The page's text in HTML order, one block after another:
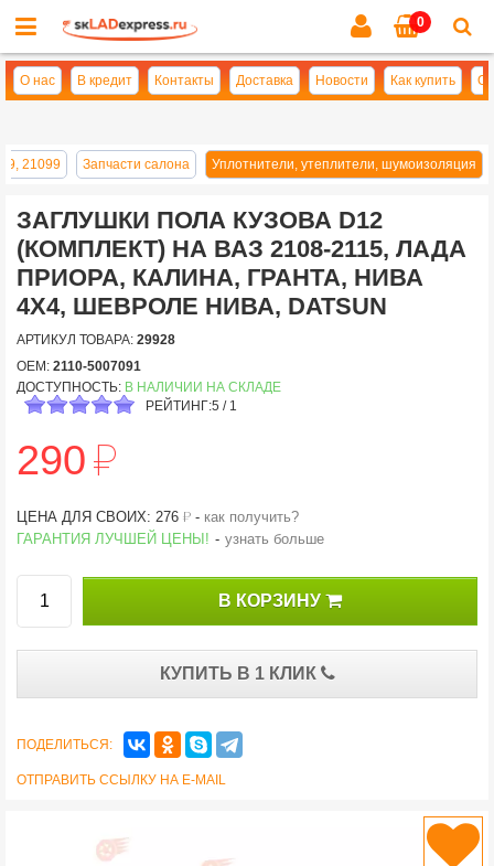
0
О нас В кредит Контакты Доставка Новости Как купить
21099 Запчасти салона Уплотнители, утеплители, шумоизоляция
ЗАГЛУШКИ ПОЛА КУЗОВА D12
(КОМПЛЕКТ) НА ВАЗ 2108-2115, ЛАДА
ПРИОРА, КАЛИНА, ГРАНТА, НИВА
4Х4, ШЕВРОЛЕ НИВА, DATSUN
АРТИКУЛ ТОВАРА: 29928
OEM: 2110-5007091
ДОСТУПНОСТЬ: В НАЛИЧИИ НА СКЛАДЕ
РЕЙТИНГ:5 / 1
290й
ЦЕНА ДЛЯ СВОИХ: 276 й - как получить?
ГАРАНТИЯ ЛУЧШЕЙ ЦЕНЫ! - узнать больше
В КОРЗИНУ
КУПИТЬ В 1 КЛИК
ПОДЕЛИТЬСЯ:
ОТПРАВИТЬ ССЫЛКУ НА E-MAIL